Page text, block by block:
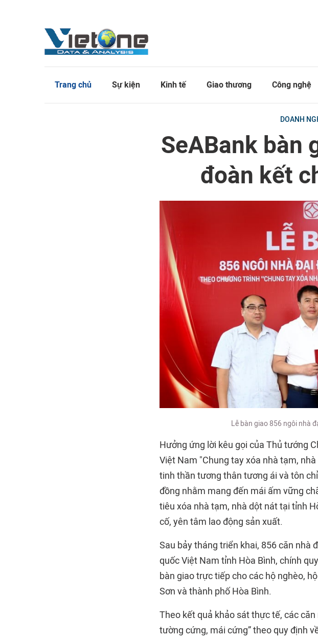
Trang chủ Sự kiện Kinh tế Giao thương Công nghệ
DOANH
SeABank bàn
đoàn kết
Lễ bàn giao 856 ngôi nhà
Hưởng ứng lời kêu gọi của Thủ tướng
Việt Nam "Chung tay xóa nhà tạm,
tinh thần tương thân tương ái và tôn
đồng nhằm mang đến mái ấm vững
tiêu xóa nhà tạm, nhà dột nát tại tỉnh
cố, yên tâm lao động sản xuất.
Sau bảy tháng triển khai, 856 căn nhà
quốc Việt Nam tỉnh Hòa Bình, chính
bàn giao trực tiếp cho các hộ nghèo,
Sơn và thành phố Hòa Bình.
Theo kết quả khảo sát thực tế, các
tường cứng, mái cứng” theo quy định